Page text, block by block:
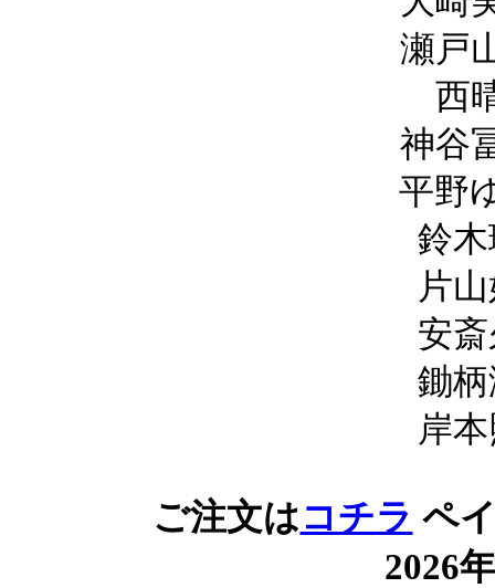
瀬戸
西
神谷
平野
鈴
片
安
鋤
岸
ご注文はコチラ ペ
2026